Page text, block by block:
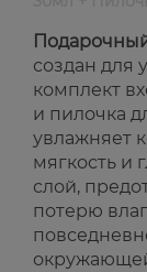
создан для
комплект
и пилочка
увлажняет
мягкость и
слой,
потерю